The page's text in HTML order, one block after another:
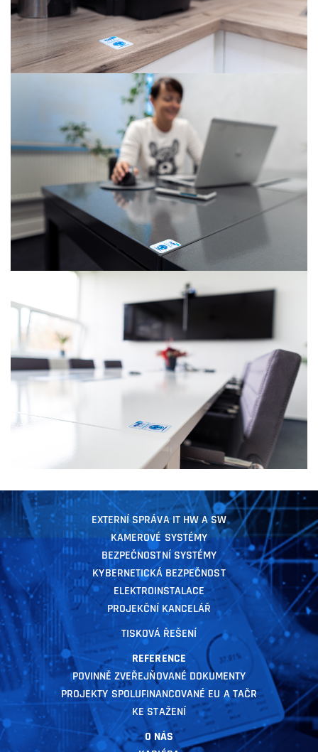
EXTERNÍ SPRÁVA IT HW A SW
KAMEROVÉ SYSTÉMY
BEZPEČNOSTNÍ SYSTÉMY
KYBERNETICKÁ BEZPEČNOST
ELEKTROINSTALACE
PROJEKČNÍ KANCELÁŘ
TISKOVÁ ŘEŠENÍ
REFERENCE
POVINNĚ ZVEŘEJŇOVANÉ DOKUMENTY
PROJEKTY SPOLUFINANCOVANÉ EU A TAČR
KE STAŽENÍ
O NÁS